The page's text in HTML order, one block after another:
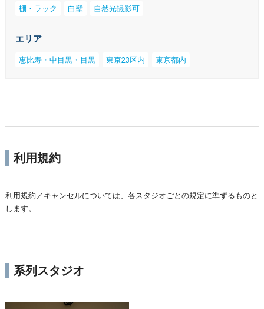
棚・ラック 白壁 自然光撮影可
エリア
恵比寿・中目黒・目黒 東京23区内 東京都内
利用規約
利用規約／キャンセルについては、各スタジオごとの規定に準ずるものと
します。
系列スタジオ